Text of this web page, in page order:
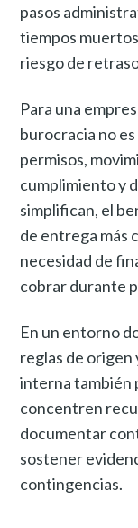
pasos
tiempos
riesgo de
Para una
burocracia no
permisos,
cumplimiento y
simplifican, el
de entrega más
necesidad de
cobrar durante
En un entorno
reglas de origen
interna también
concentren
documentar
sostener
contingencias.